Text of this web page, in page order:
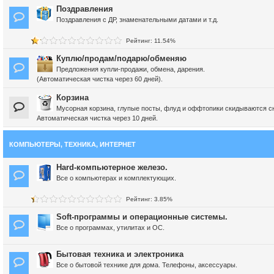
Поздравления
Поздравления с ДР, знаменательными датами и т.д.
Рейтинг: 11.54%
Куплю/продам/подарю/обменяю
Предложения купли-продажи, обмена, дарения.
(Автоматическая чистка через 60 дней).
Корзина
Мусорная корзина, глупые посты, флуд и оффтопики скидываются
Автоматическая чистка через 10 дней.
КОМПЬЮТЕРЫ, ТЕХНИКА, ИНТЕРНЕТ
Hard-компьютерное железо.
Все о компьютерах и комплектующих.
Рейтинг: 3.85%
Soft-программы и операционные системы.
Все о программах, утилитах и ОС.
Бытовая техника и электроника
Все о бытовой технике для дома. Телефоны, аксессуары.